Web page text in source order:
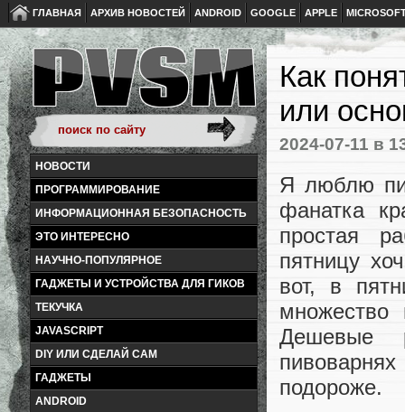
ГЛАВНАЯ АРХИВ НОВОСТЕЙ ANDROID GOOGLE APPLE
НОВОСТИ
ПРОГРАММИРОВАНИЕ
ИНФОРМАЦИОННАЯ БЕЗОПАСНОСТЬ
ЭТО ИНТЕРЕСНО
НАУЧНО-ПОПУЛЯРНОЕ
ГАДЖЕТЫ И УСТРОЙСТВА ДЛЯ ГИКОВ
ТЕКУЧКА
JAVASCRIPT
DIY ИЛИ СДЕЛАЙ САМ
ГАДЖЕТЫ
ANDROID
Как
или
2024-07-11 в
Я люблю
фанатка
простая
пятницу
вот, в
множество
Дешевые
подороже.